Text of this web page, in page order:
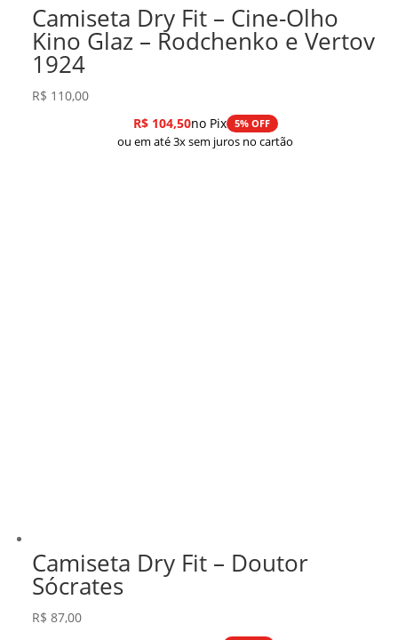
Camiseta Dry Fit – Cine-Olho
Kino Glaz – Rodchenko e Vertov
1924
R$ 110,00
R$104,50no Pix 5% OFF
ou em até 3x sem juros no cartão
Camiseta Dry Fit – Doutor
Sócrates
R$ 87,00